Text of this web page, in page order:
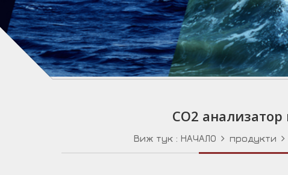
CO2
Виж тук : НАЧАЛО продукти